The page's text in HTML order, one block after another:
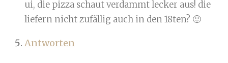
ui, die pizza schaut verdammt lecker aus! die
liefern nicht zufällig auch in den 18ten? 🙂
Antworten